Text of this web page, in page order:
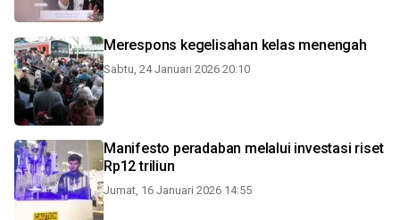
Merespons kegelisahan kelas menengah
Sabtu, 24 Januari 2026 20:10
Manifesto peradaban melalui investasi riset
Rp12 triliun
Jumat, 16 Januari 2026 14:55